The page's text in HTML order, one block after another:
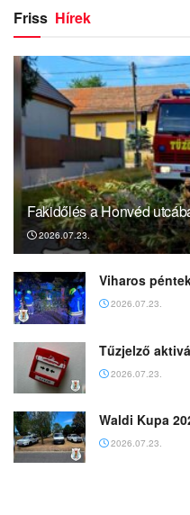
Friss Hírek
Fakidőlés a Honvéd
2026.07.23.
Viharos
2026.07.23.
Tűzjelző
2026.07.23.
Waldi Kupa
2026.07.23.